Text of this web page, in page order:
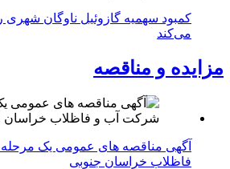
کمبود سهمیه گازوئیل ناوگان شهری
می‌کند
مزایده و مناقصه
آگهی مناقصه های عمومی یک
فاظلاب خراسان جنوبی